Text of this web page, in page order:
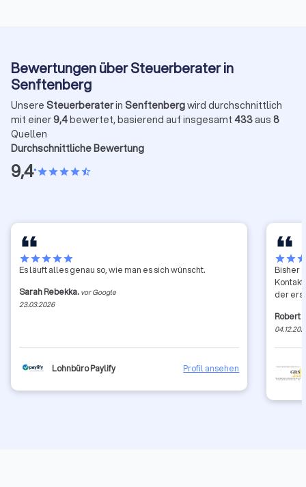
Bewertungen über Steuerberater in
Senftenberg
Unsere Steuerberaterin Senftenbergwird durchschnittlich
mit einer9,4bewertet, basierend auf insgesamt 433aus 8
Quellen
Durchschnittliche Bewertung
9,4•starstarstarstarstar_half
starstarstarstarstar
Es läuft alles genau so, wie man es sich wünscht.
Sarah Rebekka. vor Google
23.03.2026
Lohnbüro Paylify Profil ansehen
starstar
Bisher
der
Robert